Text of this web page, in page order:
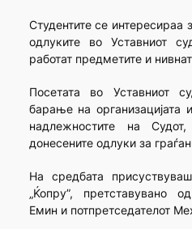
Студентите се интересираа
одлуките во Уставниот
работат предметите и
Посетата во Уставниот
барање на
надлежностите на
донесените одлуки за
На средбата
„Ќопру”, претставувано
Емин и потпретседателот